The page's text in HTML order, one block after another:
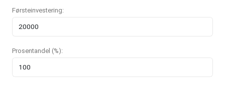
Førsteinvestering:
Prosentandel (%):